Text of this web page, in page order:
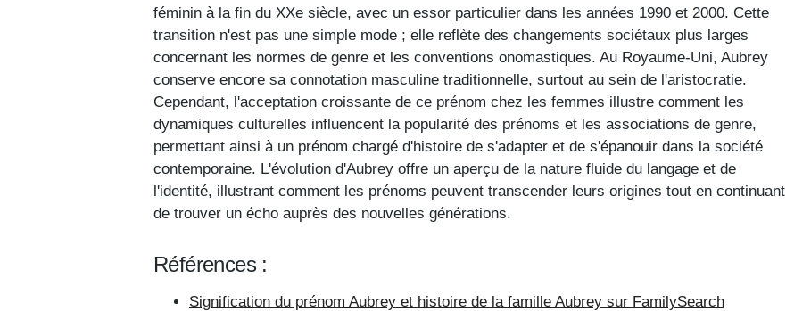
féminin à la fin du XXe siècle, avec un essor particulier dans les années 1990 et 2000. Cette
transition n'est pas une simple mode ; elle reflète des changements sociétaux plus larges
concernant les normes de genre et les conventions onomastiques. Au Royaume-Uni, Aubrey
conserve encore sa connotation masculine traditionnelle, surtout au sein de l'aristocratie.
Cependant, l'acceptation croissante de ce prénom chez les femmes illustre comment les
dynamiques culturelles influencent la popularité des prénoms et les associations de genre,
permettant ainsi à un prénom chargé d'histoire de s'adapter et de s'épanouir dans la société
contemporaine. L'évolution d'Aubrey offre un aperçu de la nature fluide du langage et de
l'identité, illustrant comment les prénoms peuvent transcender leurs origines tout en continuant
de trouver un écho auprès des nouvelles générations.
Références :
Signification du prénom Aubrey et histoire de la famille Aubrey sur FamilySearch